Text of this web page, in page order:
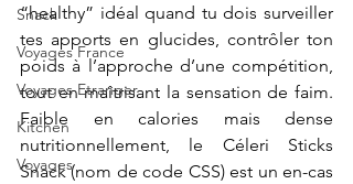
Snack
Voyages France
Voyages Etranger
Kitchen
Voyages
“healthy” idéal quand tu dois surveiller
tes apports en glucides, contrôler ton
poids à l’approche d’une compétition,
tout en maîtrisant la sensation de faim.
Faible en calories mais dense
nutritionnellement, le Céleri Sticks
Snack (nom de code CSS) est un en-cas